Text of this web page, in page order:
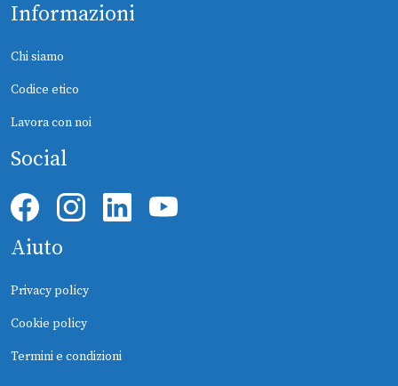
Informazioni
Chi siamo
Codice etico
Lavora con noi
Social
Aiuto
Privacy policy
Cookie policy
Termini e condizioni